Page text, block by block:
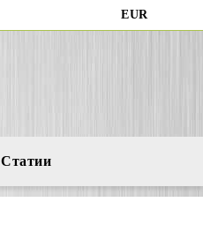
EUR
Статии